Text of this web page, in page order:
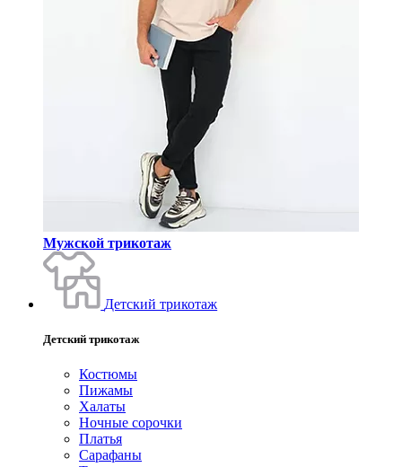
Мужской трикотаж
Детский трикотаж
Детский трикотаж
Костюмы
Пижамы
Халаты
Ночные сорочки
Платья
Сарафаны